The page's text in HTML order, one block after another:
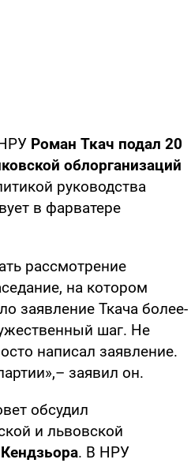
Роман Ткач подал 20
облорганизаций
руководства
в фарватере
рассмотрение
на котором
заявление Ткача более-
шаг. Не
написал заявление.
заявил он.
обсудил
и львовской
. В НРУ